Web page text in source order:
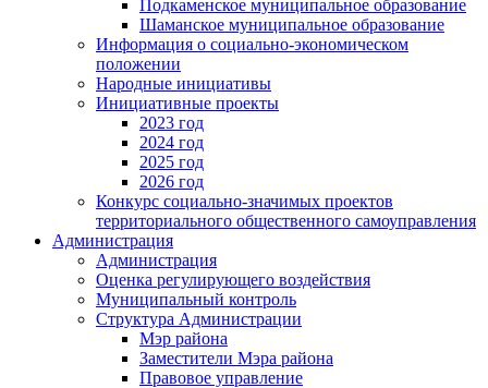
Подкаменское муниципальное образование
Шаманское муниципальное образование
Информация о социально-экономическом
положении
Народные инициативы
Инициативные проекты
2023 год
2024 год
2025 год
2026 год
Конкурс социально-значимых проектов
территориального общественного самоуправления
Администрация
Администрация
Оценка регулирующего воздействия
Муниципальный контроль
Структура Администрации
Мэр района
Заместители Мэра района
Правовое управление